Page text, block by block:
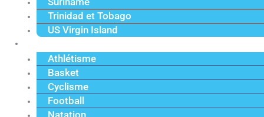
Trinidad et Tobago
US Virgin Island
Athlétisme
Basket
Cyclisme
Football